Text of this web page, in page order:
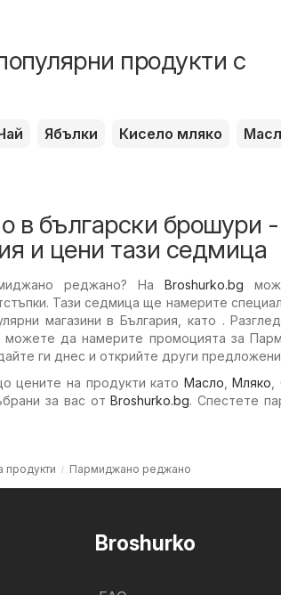
продукти с
Ябълки Кисело мляко
български брошури -
и цени тази седмица
реджано? На Broshurko.bg
Тази седмица ще намерите
магазини в България, като .
можете да намерите промоцията за
ги днес и открийте други
цените на продукти като Масло ,Мляко ,
за вас отBroshurko.bg. Спестете
продукти Пармиджано реджано
Broshurko